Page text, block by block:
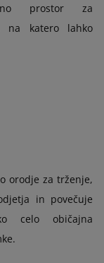
prostor za
na katero lahko
orodje za trženje,
in povečuje
celo običajna